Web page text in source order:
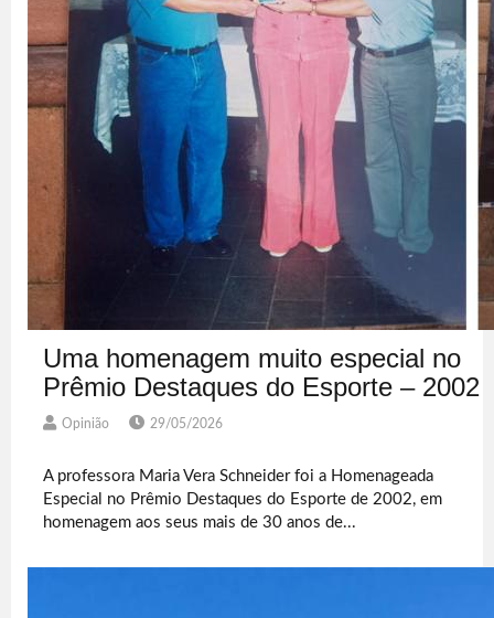
Uma homenagem muito especial no
Prêmio Destaques do Esporte – 2002
Opinião 29/05/2026
A professora Maria Vera Schneider foi a Homenageada
Especial no Prêmio Destaques do Esporte de 2002, em
homenagem aos seus mais de 30 anos de...